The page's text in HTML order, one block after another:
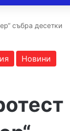
събра десетки
Новини